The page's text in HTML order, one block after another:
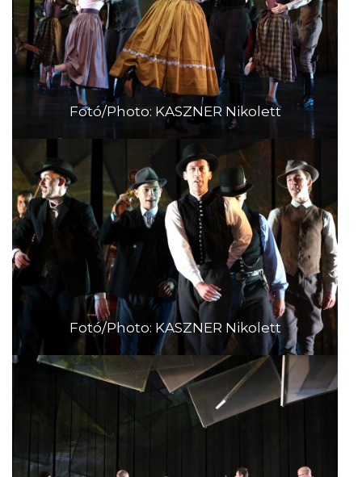
Fotó/Photo: KASZNER Nikolett
Fotó/Photo: KASZNER Nikolett